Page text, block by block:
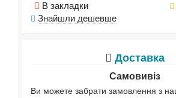
В закладки
Знайшли дешевше
Доставка
Самовивіз
Ви можете забрати замовлення з